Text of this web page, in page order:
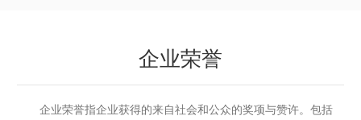
企业荣誉
企业荣誉指企业获得的来自社会和公众的奖项与赞许。包括